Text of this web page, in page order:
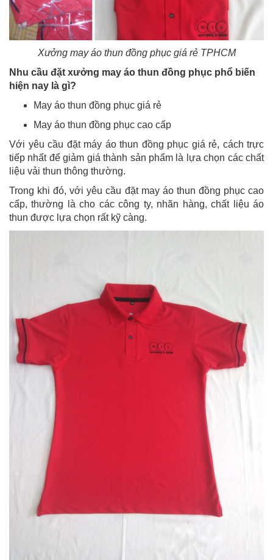
Xưởng may áo thun đồng phục giá rẻ TPHCM
Nhu cầu đặt xưởng may áo thun đồng phục phổ biến
hiện nay là gì?
May áo thun đồng phục giá rẻ
May áo thun đồng phục cao cấp
Với yêu cầu đặt máy áo thun đồng phục giá rẻ, cách trực
tiếp nhất để giảm giá thành sản phẩm là lựa chọn các chất
liệu vải thun thông thường.
Trong khi đó, với yêu cầu đặt may áo thun đồng phục cao
cấp, thường là cho các công ty, nhãn hàng, chất liệu áo
thun được lựa chọn rất kỹ càng.